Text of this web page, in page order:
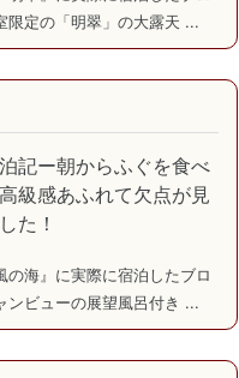
限定の「明翠」の大露天 ...
記ー朝からふぐを食べ
級感あふれて欠点が見
た！
の海』に実際に宿泊したブロ
ンビューの展望風呂付き ...